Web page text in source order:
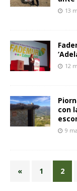
13
12
con
9
« 1 2